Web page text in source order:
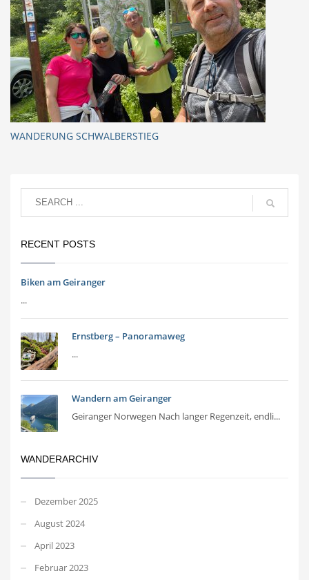
WANDERUNG SCHWALBERSTIEG
RECENT POSTS
Biken am Geiranger
...
Ernstberg – Panoramaweg
...
Wandern am Geiranger
Geiranger Norwegen Nach langer Regenzeit, endli...
WANDERARCHIV
Dezember 2025
August 2024
April 2023
Februar 2023